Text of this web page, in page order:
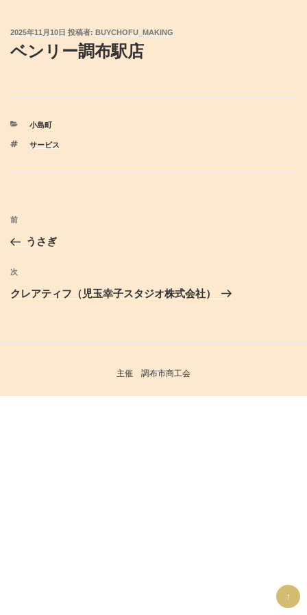
投
日:
2025年11月10日 投稿者: BUYCHOFU_MAKING
ベンリー調布駅店
カ
ゴ
ー
小島町
タ
サービス
投
ナ
ビ
ゲ
ョ
前
の
稿
前
うさぎ
次
の
次
クレアティフ（児玉幸子スタジオ株式会社）
主催 調布市商工会
↑